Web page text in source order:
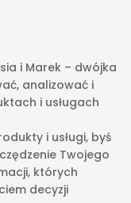
i Marek – dwójka
analizować i
i usługach
i usługi, byś
Twojego
których
decyzji